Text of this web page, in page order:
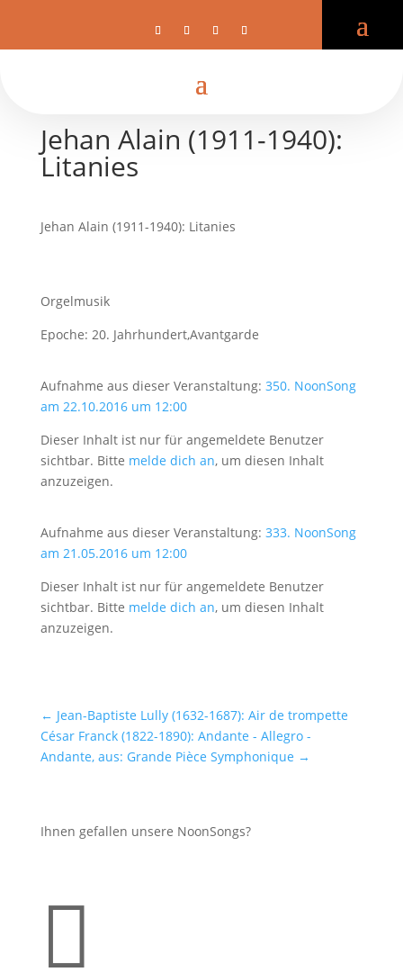
Jehan Alain (1911-1940):
Litanies
Jehan Alain (1911-1940): Litanies
Orgelmusik
Epoche: 20. Jahrhundert,Avantgarde
Aufnahme aus dieser Veranstaltung: 350. NoonSong
am 22.10.2016 um 12:00
Dieser Inhalt ist nur für angemeldete Benutzer
sichtbar. Bitte melde dich an, um diesen Inhalt
anzuzeigen.
Aufnahme aus dieser Veranstaltung: 333. NoonSong
am 21.05.2016 um 12:00
Dieser Inhalt ist nur für angemeldete Benutzer
sichtbar. Bitte melde dich an, um diesen Inhalt
anzuzeigen.
← Jean-Baptiste Lully (1632-1687): Air de trompette
César Franck (1822-1890): Andante - Allegro -
Andante, aus: Grande Pièce Symphonique →
Ihnen gefallen unsere NoonSongs?
